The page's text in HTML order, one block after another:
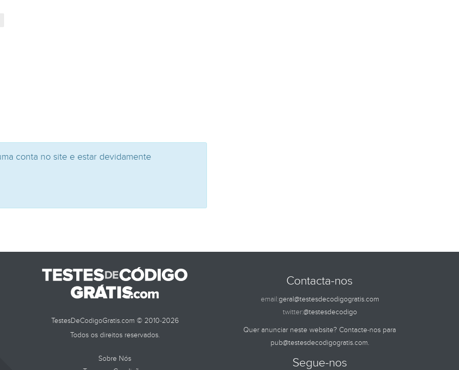
conta no site e estar devidamente
TestesDeCodigoGratis.com © 2010-2026
Todos os direitos reservados.
Sobre Nós
Contacta-nos
email:geral@testesdecodigogratis.com
twitter:@testesdecodigo
Quer anunciar neste website? Contacte-nos para
pub@testesdecodigogratis.com.
Segue-nos